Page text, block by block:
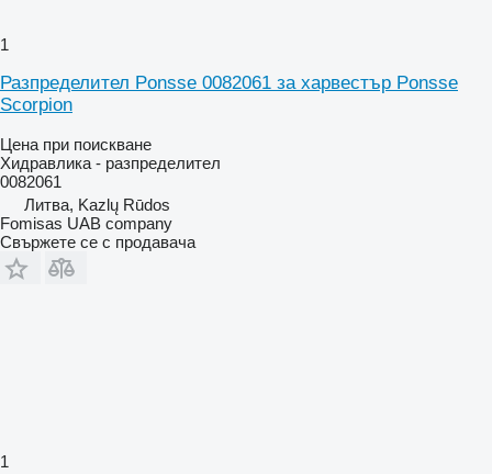
1
Разпределител Ponsse 0082061 за харвестър Ponsse
Scorpion
Цена при поискване
Хидравлика - разпределител
0082061
Литва, Kazlų Rūdos
Fomisas UAB company
Свържете се с продавача
1